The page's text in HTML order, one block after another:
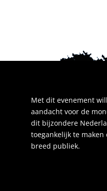
Met dit evenement
aandacht voor de
dit bijzondere
toegankelijk te
breed publiek.